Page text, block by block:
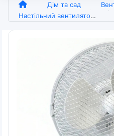
Дім та сад
Настільний вентилятор WimpeX WX-901 (9 дюймів), компактний, 2 швидкості, білий (арт. 6901)